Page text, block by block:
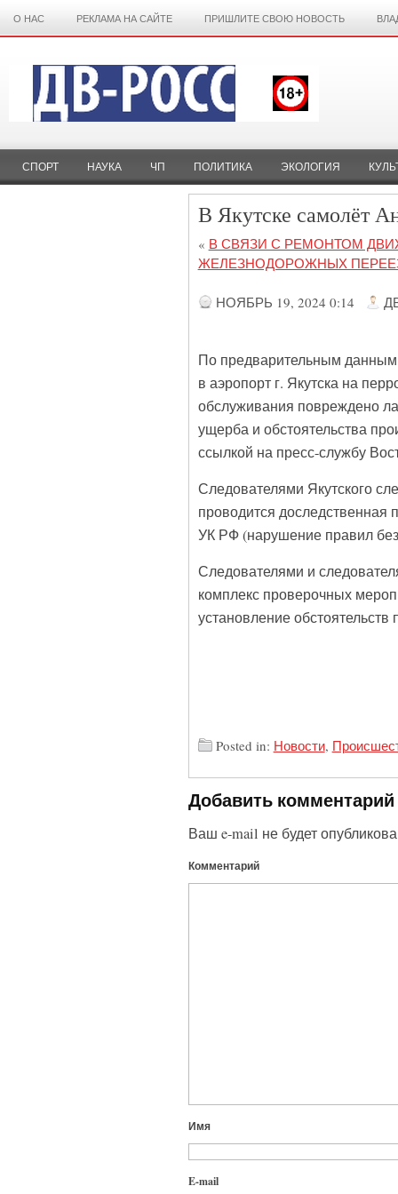
О НАС РЕКЛАМА НА САЙТЕ ПРИШЛИТЕ СВОЮ НОВОСТЬ
СПОРТ НАУКА ЧП ПОЛИТИКА ЭКОЛОГИЯ
В Якутске самолёт
« В СВЯЗИ С РЕМОНТОМ
ЖЕЛЕЗНОДОРОЖНЫХ
НОЯБРЬ 19, 2024 0:14
По предварительным
в аэропорт г. Якутска на
обслуживания повреждено
ущерба и обстоятельства
ссылкой на пресс-службу
Следователями Якутского
проводится доследственная
УК РФ (нарушение правил
Следователями и
комплекс проверочных
установление
Posted in: Новости,
Добавить комментарий
Ваш e-mail не будет
Комментарий
Имя
E-mail